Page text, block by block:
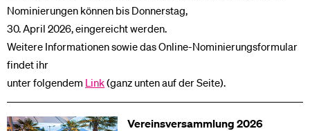
Nominierungen können bis Donnerstag,
30. April 2026, eingereicht werden.
Weitere Informationen sowie das Online-Nominierungsformular
findet ihr
unter folgendem Link(ganz unten auf der Seite).
Vereinsversammlung 2026